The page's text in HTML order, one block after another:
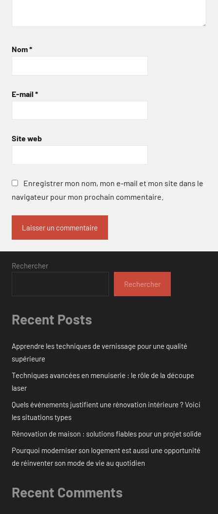
Nom*
E-mail *
Site web
Enregistrer mon nom, mon e-mail et mon site dans le
navigateur pour mon prochain commentaire.
Rechercher
Rechercher
Recent Posts
Apprendre les techniques de vernissage pour une qualité
supérieure
Techniques avancées en menuiserie : le rôle de la découpe
laser
Quels événements justifient une rénovation intérieure ? Voici
les situations types
Rénovation de maison : solutions fiables pour un projet solide
Pourquoi moderniser son logement est aussi une opportunité
de réinventer son mode de vie au quotidien
Recent Comments